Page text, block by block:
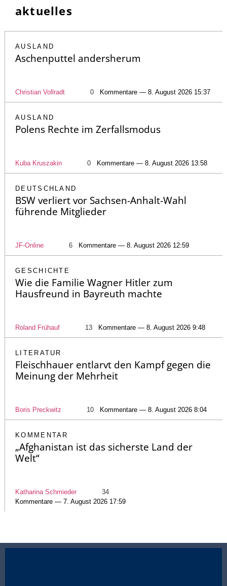
aktuelles
AUSLAND
Aschenputtel andersherum
Christian Vollradt 0 Kommentare — 8. August 2026 15:37
AUSLAND
Polens Rechte im Zerfallsmodus
Kuba Kruszakin 0 Kommentare — 8. August 2026 13:58
DEUTSCHLAND
BSW verliert vor Sachsen-Anhalt-Wahl
führende Mitglieder
JF-Online 6 Kommentare — 8. August 2026 12:59
GESCHICHTE
Wie die Familie Wagner Hitler zum
Hausfreund in Bayreuth machte
Roland Frühauf 13 Kommentare — 8. August 2026 9:48
LITERATUR
Fleischhauer entlarvt den Kampf gegen die
Meinung der Mehrheit
Boris Preckwitz 10 Kommentare — 8. August 2026 8:04
KOMMENTAR
„Afghanistan ist das sicherste Land der
Welt“
Katharina Schmieder
34
Kommentare — 7. August 2026 17:59